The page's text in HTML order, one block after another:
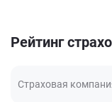
Рейтинг
Страховая